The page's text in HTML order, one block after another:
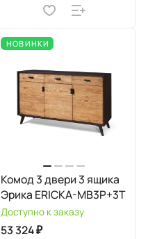
НОВИНКИ
Комод 3 двери 3 ящика
Эрика ERICKA-MB3P+3T
Доступно к заказу
53 324 ₽